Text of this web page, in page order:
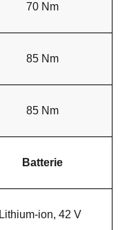
70 Nm
85 Nm
85 Nm
Batterie
Lithium-ion, 42 V